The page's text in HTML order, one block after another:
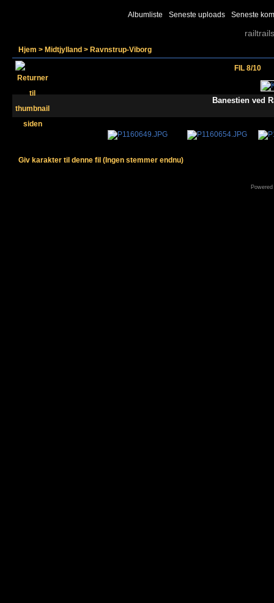
Albumliste Seneste uploads Seneste
Hjem > Midtjylland > Ravnstrup-Viborg
FIL 8/10
Banestien ved
Giv karakter til denne fil (Ingen stemmer endnu)